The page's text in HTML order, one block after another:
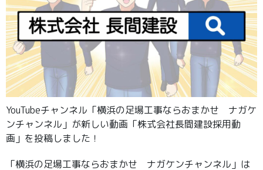
YouTubeチャンネル「横浜の足場工事ならおまかせ ナガケ
ンチャンネル」が新しい動画「株式会社長間建設採用動
画」を投稿しました！
「横浜の足場工事ならおまかせ ナガケンチャンネル」は